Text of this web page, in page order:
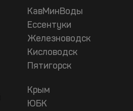
КавМинВоды
Ессентуки
Железноводск
Кисловодск
Пятигорск
Крым
ЮБК